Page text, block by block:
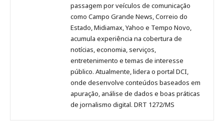
passagem por veículos de comunicação
como Campo Grande News, Correio do
Estado, Midiamax, Yahoo e Tempo Novo,
acumula experiência na cobertura de
notícias, economia, serviços,
entretenimento e temas de interesse
público. Atualmente, lidera o portal DCI,
onde desenvolve conteúdos baseados em
apuração, análise de dados e boas práticas
de jornalismo digital. DRT 1272/MS